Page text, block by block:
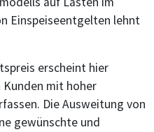
Einspeiseentgelten lehnt
erscheint hier
mit hoher
Die Ausweitung von
gewünschte und